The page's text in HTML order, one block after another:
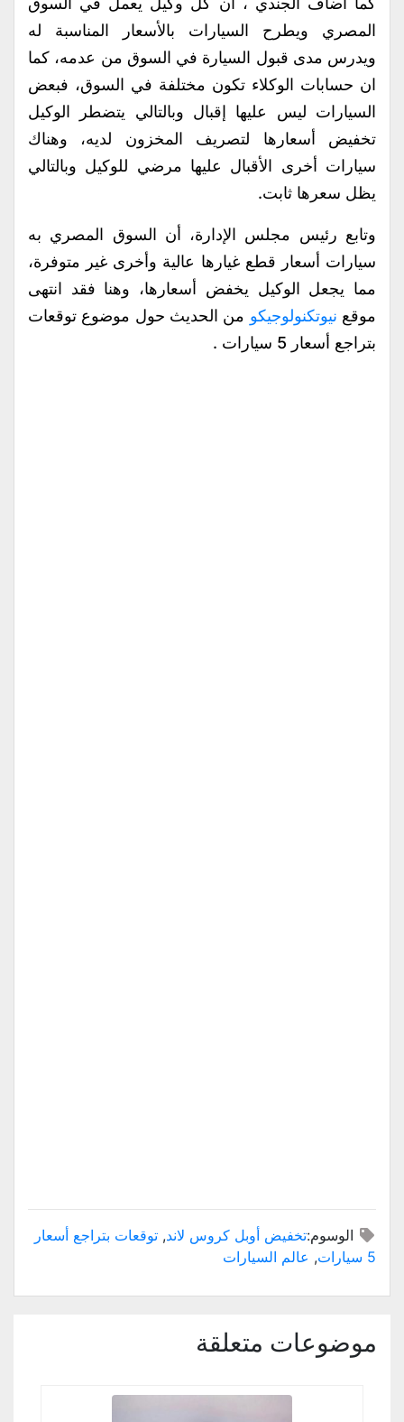
المصري ويطرح السيارات بالأسعار المناسبة له
ويدرس مدى قبول السيارة في السوق من عدمه، كما
ان حسابات الوكلاء تكون مختلفة في السوق، فبعض
السيارات ليس عليها إقبال وبالتالي يتضطر الوكيل
تخفيض أسعارها لتصريف المخزون لديه، وهناك
سيارات أخرى الأقبال عليها مرضي للوكيل وبالتالي
يظل سعرها ثابت.
وتابع رئيس مجلس الإدارة، أن السوق المصري به
سيارات أسعار قطع غيارها عالية وأخرى غير متوفرة،
مما يجعل الوكيل يخفض أسعارها، وهنا فقد انتهى
موقع نيوتكنولوجيكو من الحديث حول موضوع توقعات
بتراجع أسعار 5 سيارات .
الوسوم:تخفيض أوبل كروس لاند, توقعات بتراجع أسعار
5 سيارات
, عالم السيارات
موضوعات متعلقة